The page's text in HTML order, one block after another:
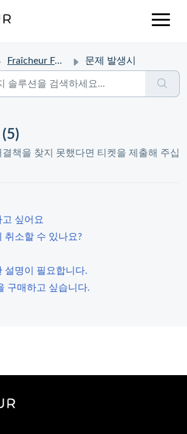
Fraîcheur FAQ 문제 발생시
책을 찾지 못했다면 티켓을 제출해 주십
싶어요
취소할 수 있나요?
설명이 필요합니다.
구매하고 싶습니다.